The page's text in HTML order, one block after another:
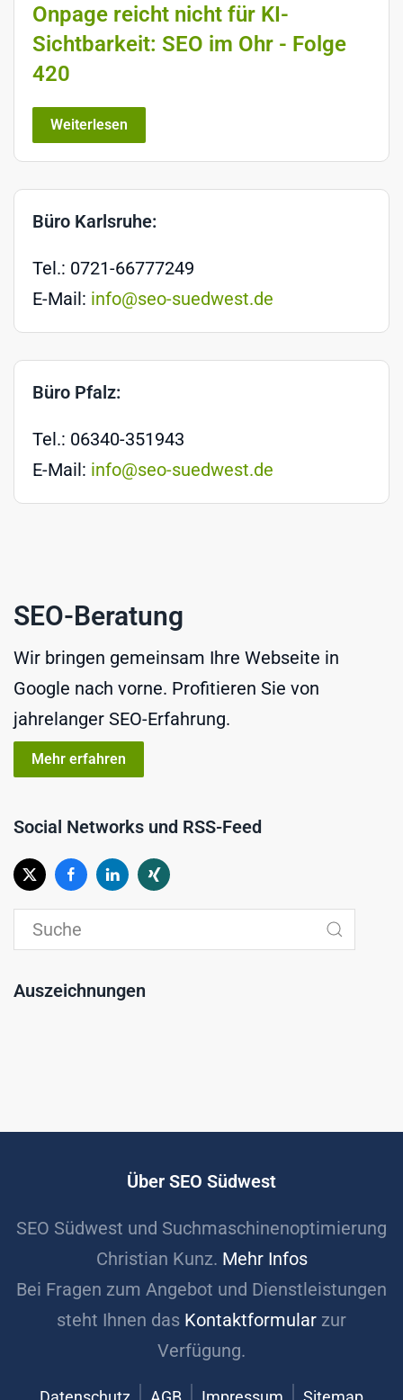
Onpage reicht nicht für KI-
Sichtbarkeit: SEO im Ohr - Folge
420
Weiterlesen
Büro Karlsruhe:
Tel.: 0721-66777249
E-Mail: info@seo-suedwest.de
Büro Pfalz:
Tel.: 06340-351943
E-Mail: info@seo-suedwest.de
SEO-Beratung
Wir bringen gemeinsam Ihre Webseite in
Google nach vorne. Profitieren Sie von
jahrelanger SEO-Erfahrung.
Mehr erfahren
Social Networks und RSS-Feed
Auszeichnungen
Über SEO Südwest
SEO Südwest und Suchmaschinenoptimierung
Christian Kunz. Mehr Infos
Bei Fragen zum Angebot und Dienstleistungen
steht Ihnen das Kontaktformular zur
Verfügung.